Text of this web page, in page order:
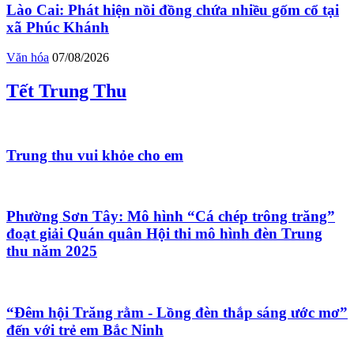
Lào Cai: Phát hiện nồi đồng chứa nhiều gốm cổ tại
xã Phúc Khánh
Văn hóa 07/08/2026
Tết Trung Thu
Trung thu vui khỏe cho em
Phường Sơn Tây: Mô hình “Cá chép trông trăng”
đoạt giải Quán quân Hội thi mô hình đèn Trung
thu năm 2025
“Đêm hội Trăng rằm - Lồng đèn thắp sáng ước mơ”
đến với trẻ em Bắc Ninh